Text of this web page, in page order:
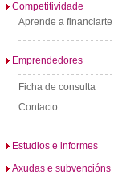
Competitividade
Aprende a financiarte
Emprendedores
Ficha de consulta
Contacto
Estudios e informes
Axudas e subvencións